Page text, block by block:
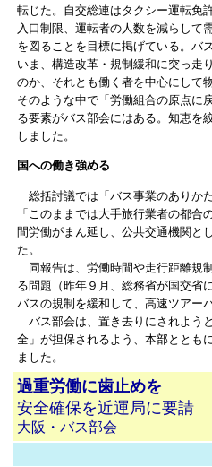
転じた。自交総連はタクシー運転免
入口制限、運転者の人数を減らして
を図ることを目標に掲げている。バ
いま、構造改革・規制緩和に突っ走
のか、それとも働く者を中心にして
そのような中で「労働組合の原点に
る要素がバス部会にはある。知恵を
しました。
国への働き強める
総括討議では「バス事業のありか
「このままでは大手旅行業者の都
間労働がまん延し、公共交通機関と
た。
同報告は、労働時間や走行距離規
る問題（昨年９月、総務省が国交省
バスの規制を緩和して、高速ツアー
バス部会は、置き去りにされよう
全」が担保されるよう、本部ととも
ました。
過重労働に歯止めを
安全確保を近運局に要請
大阪・バス部会